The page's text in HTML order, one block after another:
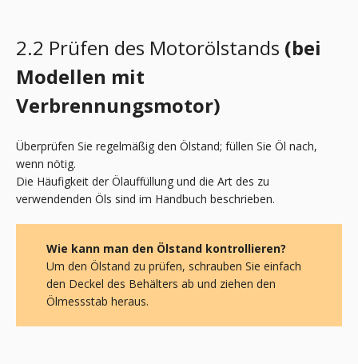
2.2 Prüfen des Motorölstands (bei
Modellen mit
Verbrennungsmotor)
Überprüfen Sie regelmäßig den Ölstand; füllen Sie Öl nach,
wenn nötig.
Die Häufigkeit der Ölauffüllung und die Art des zu
verwendenden Öls sind im Handbuch beschrieben.
Wie kann man den Ölstand kontrollieren?
Um den Ölstand zu prüfen, schrauben Sie einfach
den Deckel des Behälters ab und ziehen den
Ölmessstab heraus.